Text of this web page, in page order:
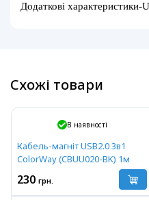
Додаткові характеристики-
Схожі товари
В наявності
Кабель-магніт USB2.0 3в1
ColorWay (CBUU020-BK) 1м
230 грн.